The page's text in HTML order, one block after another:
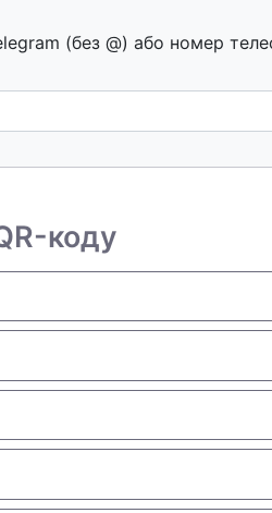
(без @) або номер
коду